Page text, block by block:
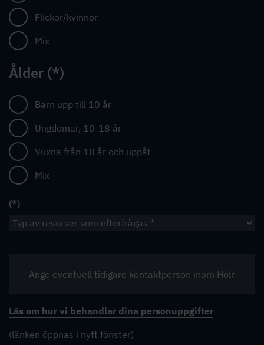
Flickor/kvinnor
Mix
Ålder
Barn upp till 10 år
Ungdomar, 10-18 år
Vuxna från 18 år och uppåt
Mix
Läs om hur vi behandlar dina personuppgifter
(länken öppnas i nytt fönster)